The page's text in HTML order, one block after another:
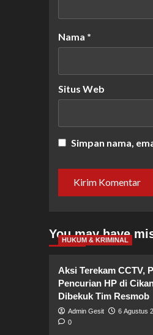
Nama *
Situs Web
Simpan nama,
You may have
HUKUM & KRIMINAL
Aksi Terekam CCTV,
Pencurian HP di
Dibekuk Tim Resmob
Admin Gesit
6 Agustus
0